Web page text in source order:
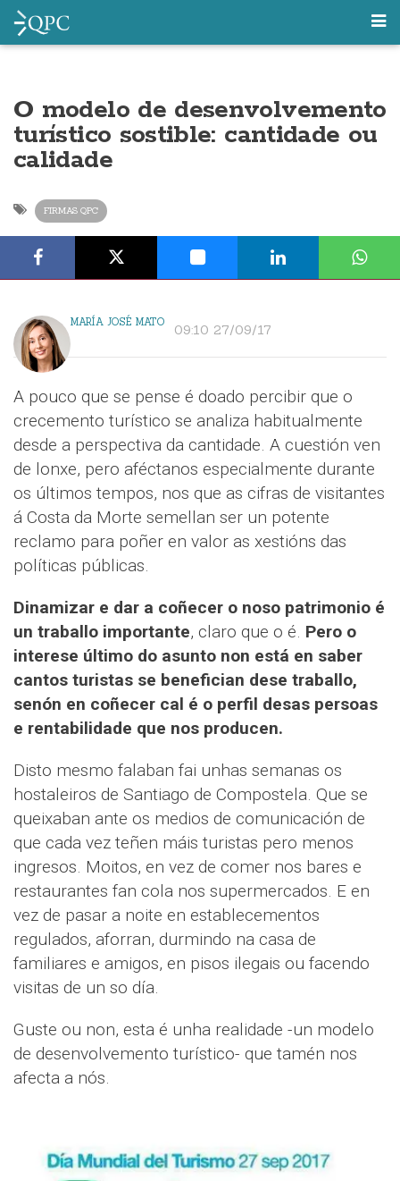
O modelo de desenvolvemento
turístico sostible: cantidade ou
calidade
FIRMAS QPC
MARÍA JOSÉ MATO 09:10 27/09/17
A pouco que se pense é doado percibir que o
crecemento turístico se analiza habitualmente
desde a perspectiva da cantidade. A cuestión ven
de lonxe, pero aféctanos especialmente durante
os últimos tempos, nos que as cifras de visitantes
á Costa da Morte semellan ser un potente
reclamo para poñer en valor as xestións das
políticas públicas.
Dinamizar e dar a coñecer o noso patrimonio é
un traballo importante, claro que o é. Pero o
interese último do asunto non está en saber
cantos turistas se benefician dese traballo,
senón en coñecer cal é o perfil desas persoas
e rentabilidade que nos producen.
Disto mesmo falaban fai unhas semanas os
hostaleiros de Santiago de Compostela. Que se
queixaban ante os medios de comunicación de
que cada vez teñen máis turistas pero menos
ingresos. Moitos, en vez de comer nos bares e
restaurantes fan cola nos supermercados. E en
vez de pasar a noite en establecementos
regulados, aforran, durmindo na casa de
familiares e amigos, en pisos ilegais ou facendo
visitas de un so día.
Guste ou non, esta é unha realidade -un modelo
de desenvolvemento turístico- que tamén nos
afecta a nós.